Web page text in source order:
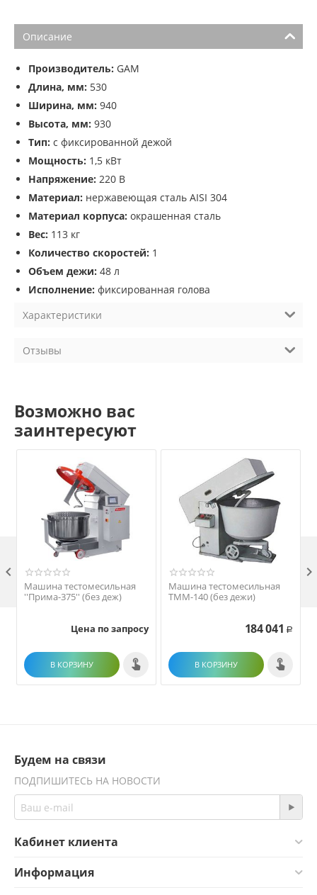
Описание
Производитель: GAM
Длина, мм: 530
Ширина, мм: 940
Высота, мм: 930
Тип: с фиксированной дежой
Мощность: 1,5 кВт
Напряжение: 220 В
Материал: нержавеющая сталь AISI 304
Материал корпуса: окрашенная сталь
Вес: 113 кг
Количество скоростей: 1
Объем дежи: 48 л
Исполнение: фиксированная голова
Характеристики
Отзывы
Возможно вас
заинтересуют
Машина тестомесильная
''Прима-375'' (без деж)
Цена по запросу
В КОРЗИНУ
Машина тестомесильная
ТММ-140 (без дежи)
184 041 Р
В КОРЗИНУ
 
Будем на связи
ПОДПИШИТЕСЬ НА НОВОСТИ
Кабинет клиента
Информация